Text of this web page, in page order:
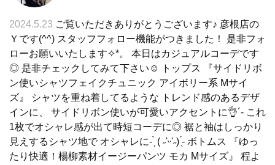
2024.5.23 ご覧いただきありがとうございます♪ 彦根店の
Ｙです(^^) スタッフフォロー機能がつきました！ 是非フォ
ローお願いいたします✧︎*。 本日はカジュアルコーデです
◎ 是非チェックしてみて下さい☺︎︎ トップス 『サイドリボ
ン使いシャツフェイクチュニック アイボリー系 Mサイ
ズ』 シャツを重ね着してるような トレンド感のあるデザ
インに、 サイドリボン使いが可愛いアクセントに👌´- これ
1枚でオシャレ感が出て時短コーデに◎ 裾と袖はしっかり
見えするシャツ地で オシャレに- ̗̀ ( ˶'ᵕ'˶) ̖́- ボトムス 『ゆっ
たり快適！楊柳素材イージーパンツ モカ Mサイズ』 程よ